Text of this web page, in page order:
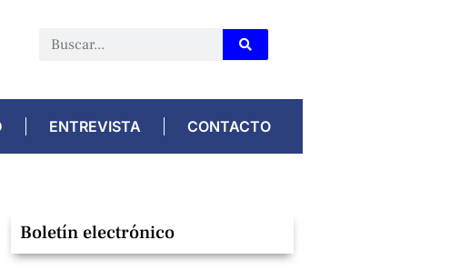
ENTREVISTA CONTACTO
Boletín electrónico